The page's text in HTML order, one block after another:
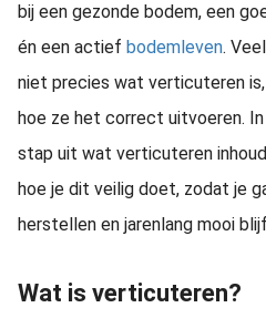
bij een gezonde bodem, een
én een actief bodemleven.
niet precies wat verticuteren
hoe ze het correct uitvoeren.
stap uit wat verticuteren
hoe je dit veilig doet, zodat je
herstellen en jarenlang mooi
Wat is verticuteren?